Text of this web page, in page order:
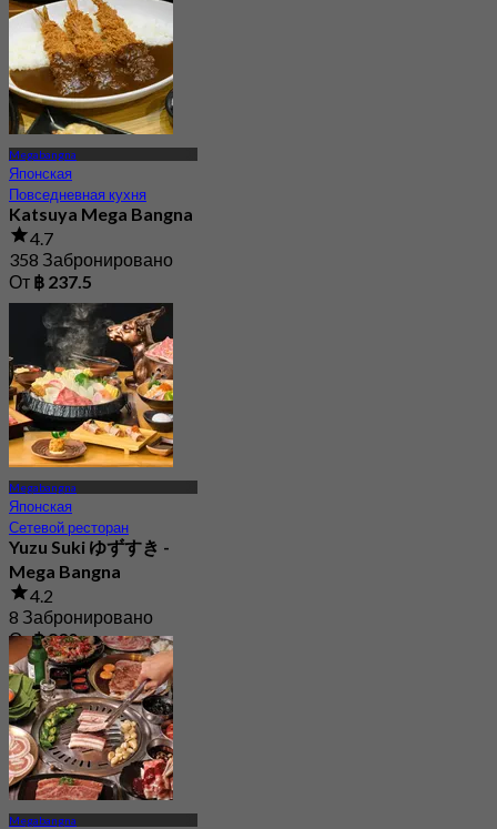
Megabangna
Японская
Повседневная кухня
Katsuya Mega Bangna
4.7
358 Забронировано
От ฿ 237.5
Megabangna
Японская
Сетевой ресторан
Yuzu Suki ゆずすき -
Mega Bangna
4.2
8 Забронировано
От฿ 830
Megabangna